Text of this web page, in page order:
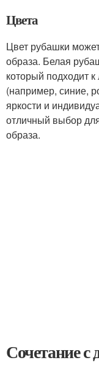
Цвета
Цвет рубашки
образа. Белая
который подходит
(например, синие,
яркости и
отличный выбор
образа.
Сочетание